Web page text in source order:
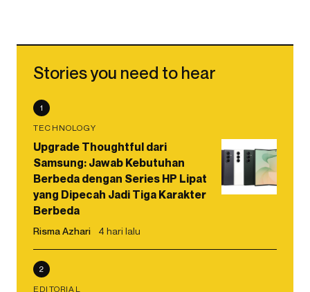
Stories you need to hear
1
TECHNOLOGY
Upgrade Thoughtful dari
Samsung: Jawab Kebutuhan
Berbeda dengan Series HP Lipat
yang Dipecah Jadi Tiga Karakter
Berbeda
Risma Azhari 4 hari lalu
2
EDITORIAL